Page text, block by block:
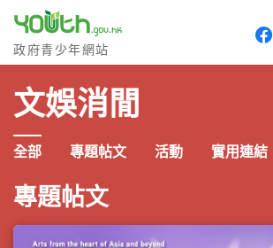
政府青少年網站
政府青少年網站
文娛消閒
全部 專題帖文 活動 實用連結
專題帖文